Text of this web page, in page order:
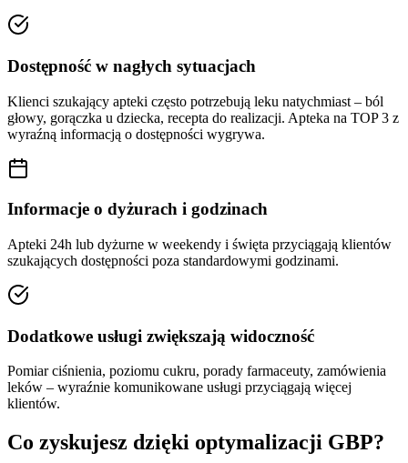
Dostępność w nagłych sytuacjach
Klienci szukający apteki często potrzebują leku natychmiast – ból
głowy, gorączka u dziecka, recepta do realizacji. Apteka na TOP 3 z
wyraźną informacją o dostępności wygrywa.
Informacje o dyżurach i godzinach
Apteki 24h lub dyżurne w weekendy i święta przyciągają klientów
szukających dostępności poza standardowymi godzinami.
Dodatkowe usługi zwiększają widoczność
Pomiar ciśnienia, poziomu cukru, porady farmaceuty, zamówienia
leków – wyraźnie komunikowane usługi przyciągają więcej
klientów.
Co zyskujesz dzięki optymalizacji GBP?